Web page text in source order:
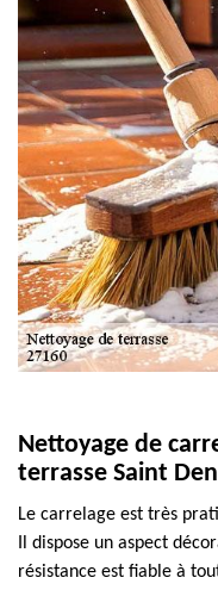
Nettoyage de
terrasse Saint
Le carrelage est très
Il dispose un aspect
résistance est fiable à